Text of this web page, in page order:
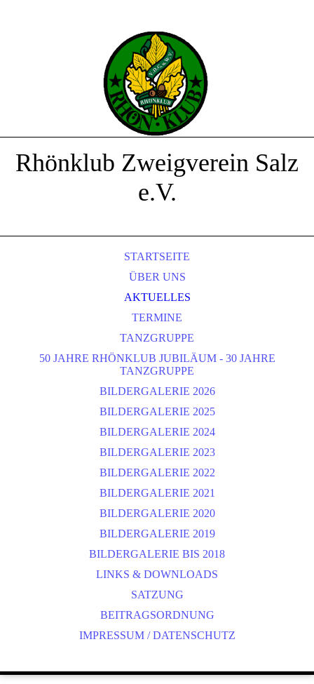
Rhönklub Zweigverein Salz
e.V.
STARTSEITE
ÜBER UNS
AKTUELLES
TERMINE
TANZGRUPPE
50 JAHRE RHÖNKLUB JUBILÄUM - 30 JAHRE
TANZGRUPPE
BILDERGALERIE 2026
BILDERGALERIE 2025
BILDERGALERIE 2024
BILDERGALERIE 2023
BILDERGALERIE 2022
BILDERGALERIE 2021
BILDERGALERIE 2020
BILDERGALERIE 2019
BILDERGALERIE BIS 2018
LINKS & DOWNLOADS
SATZUNG
BEITRAGSORDNUNG
IMPRESSUM / DATENSCHUTZ